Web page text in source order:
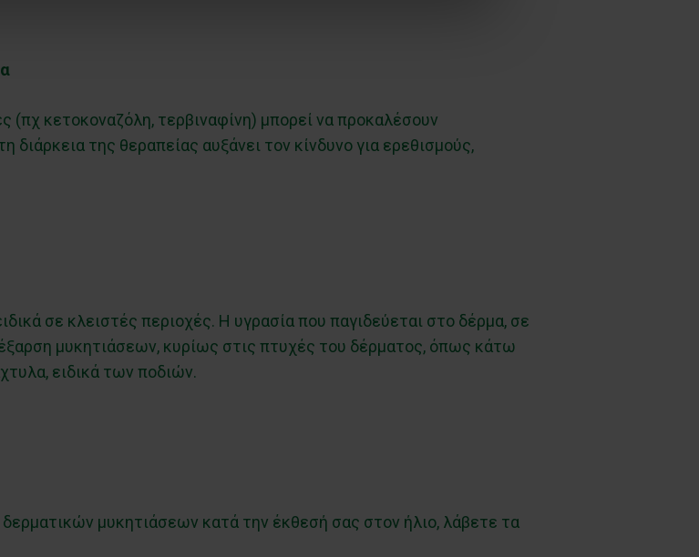
(πχ κετοκοναζόλη, τερβιναφίνη) μπορεί να προκαλέσουν
της θεραπείας αυξάνει τον κίνδυνο για ερεθισμούς,
σε κλειστές περιοχές. Η υγρασία που παγιδεύεται στο δέρμα, σε
μυκητιάσεων, κυρίως στις πτυχές του δέρματος, όπως κάτω
ειδικά των ποδιών.
μυκητιάσεων κατά την έκθεσή σας στον ήλιο, λάβετε τα